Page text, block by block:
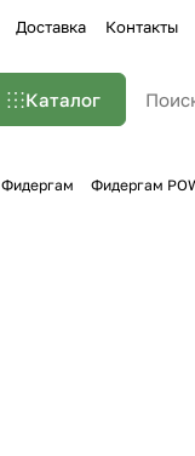
Доставка Контакты
Каталог
Фидергам Фидергам